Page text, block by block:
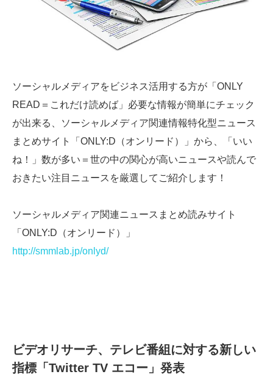
ソーシャルメディアをビジネス活用する方が「ONLY
READ＝これだけ読めば」必要な情報が簡単にチェック
が出来る、ソーシャルメディア関連情報特化型ニュース
まとめサイト「ONLY:D（オンリード）」から、「いい
ね！」数が多い＝世の中の関心が高いニュースや読んで
おきたい注目ニュースを厳選してご紹介します！
ソーシャルメディア関連ニュースまとめ読みサイト
「ONLY:D（オンリード）」
http://smmlab.jp/onlyd/
ビデオリサーチ、テレビ番組に対する新しい
指標「Twitter TV エコー」発表